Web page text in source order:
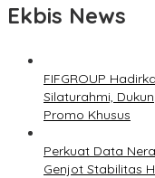
Ekbis News
FIFGROUP
Silaturahmi,
Promo Khusus
Perkuat Data
Genjot Stabilitas